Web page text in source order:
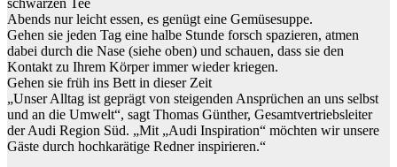
Abends nur leicht essen, es genügt eine Gemüsesuppe.
Gehen sie jeden Tag eine halbe Stunde forsch spazieren, atmen
dabei durch die Nase (siehe oben) und schauen, dass sie den
Kontakt zu Ihrem Körper immer wieder kriegen.
Gehen sie früh ins Bett in dieser Zeit
„Unser Alltag ist geprägt von steigenden Ansprüchen an uns selbst
und an die Umwelt“, sagt Thomas Günther, Gesamtvertriebsleiter
der Audi Region Süd. „Mit „Audi Inspiration“ möchten wir unsere
Gäste durch hochkarätige Redner inspirieren.“